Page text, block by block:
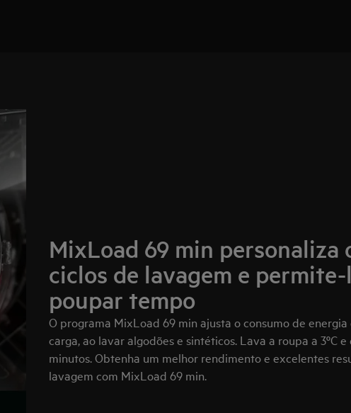
MixLoad 69 min personaliza
ciclos de lavagem e
poupar tempo
O programa MixLoad 69 min ajusta o consumo de energia
carga, ao lavar algodões e sintéticos. Lava a roupa a 3ºC
minutos. Obtenha um melhor rendimento e excelentes
lavagem com MixLoad 69 min.